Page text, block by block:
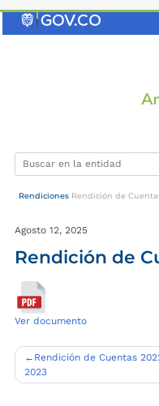
Rendiciones Rendición de
Agosto 12, 2025
Rendición de
Ver documento
Navegación
de
Rendición de Cuentas
2023